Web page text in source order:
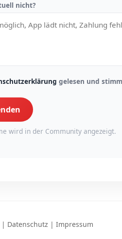
nicht?
gelesen und
wird in der Community angezeigt.
| Datenschutz | Impressum